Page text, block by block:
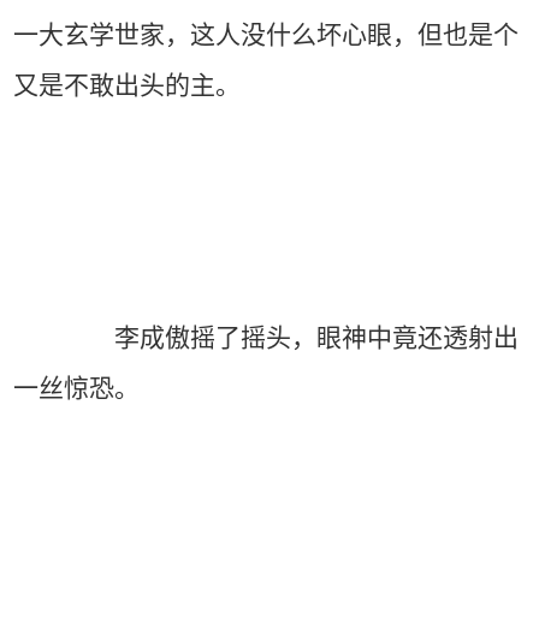
一大玄学世家，这人没什么坏心眼，但也是个
又是不敢出头的主。
李成傲摇了摇头，眼神中竟还透射出
一丝惊恐。